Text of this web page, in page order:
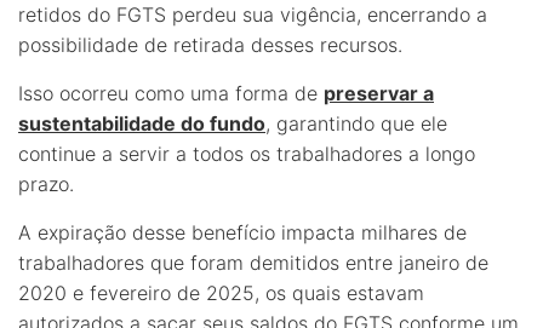
retidos do FGTS perdeu sua vigência, encerrando a
possibilidade de retirada desses recursos.
Isso ocorreu como uma forma de preservar a
sustentabilidade do fundo, garantindo que ele
continue a servir a todos os trabalhadores a longo
prazo.
A expiração desse benefício impacta milhares de
trabalhadores que foram demitidos entre janeiro de
2020 e fevereiro de 2025, os quais estavam
autorizados a sacar seus saldos do FGTS conforme um